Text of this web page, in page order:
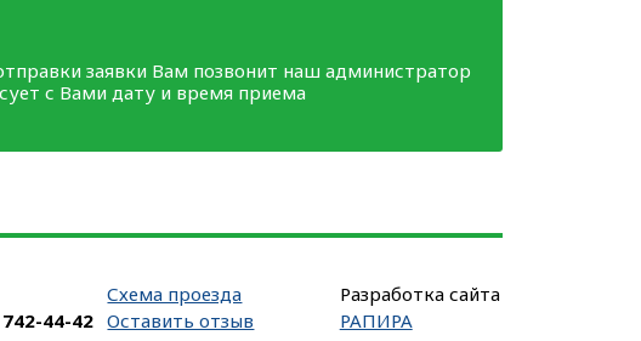
заявки Вам позвонит наш администратор
с Вами дату и время приема
44-42
Схема проезда
Оставить отзыв
Разработка сайта
РАПИРА